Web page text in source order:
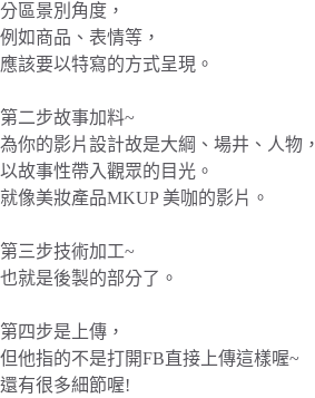
分區景別角度，
例如商品、表情等，
應該要以特寫的方式呈現。
第二步故事加料~
為你的影片設計故是大綱、場井、人物，
以故事性帶入觀眾的目光。
就像美妝產品MKUP 美咖的影片。
第三步技術加工~
也就是後製的部分了。
第四步是上傳，
但他指的不是打開FB直接上傳這樣喔~
還有很多細節喔!